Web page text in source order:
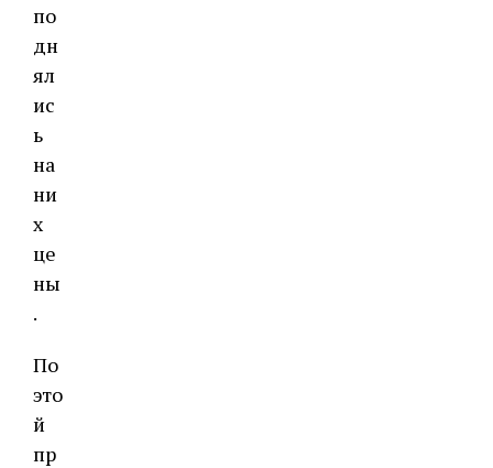
по
дн
ял
ис
ь
на
ни
х
це
ны
.
По
это
й
пр